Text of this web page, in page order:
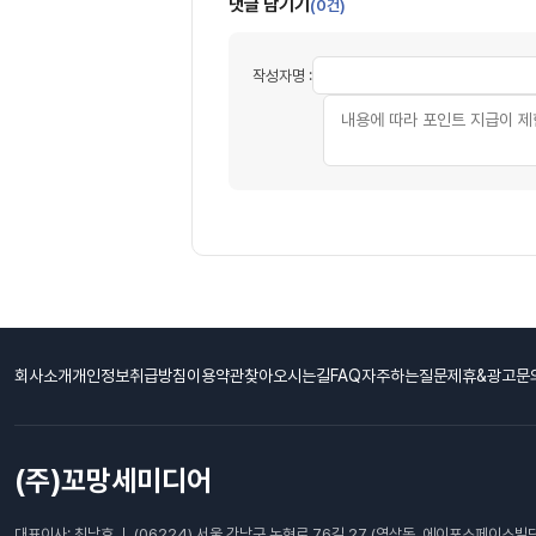
댓글 남기기 (0건)
작성자명 :
회사소개개인정보취급방침이용약관찾아오시는길FAQ자주하는질문제휴&광고문
(주)꼬망세미디어